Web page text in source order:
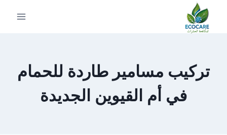
التجاوز
تركيب مسامير طاردة للحمام
في أم القيوين الجديدة